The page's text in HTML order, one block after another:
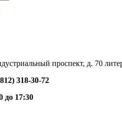
проспект, д. 70
318-30-72
до 17:30